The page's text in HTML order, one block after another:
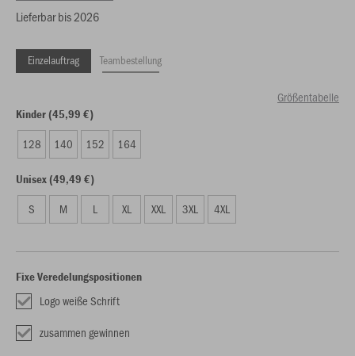
Lieferbar bis 2026
Einzelauftrag Teambestellung
Größentabelle
Kinder (45,99 €)
128 140 152 164
Unisex (49,49 €)
S M L XL XXL 3XL 4XL
Fixe Veredelungspositionen
Logo weiße Schrift
zusammen gewinnen